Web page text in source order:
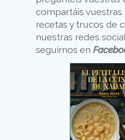
compartáis vuestras
recetas y trucos de
nuestras redes
seguirnos en